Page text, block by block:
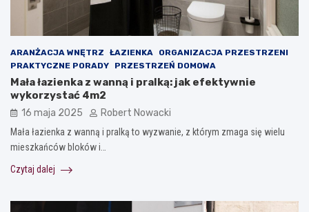
ARANŻACJA WNĘTRZ ŁAZIENKA
ORGANIZACJA PRZESTRZENI
PRAKTYCZNE PORADY
PRZESTRZEŃ DOMOWA
Mała łazienka z wanną i pralką: jak efektywnie
wykorzystać 4m2
16 maja 2025 Robert Nowacki
Mała łazienka z wanną i pralką to wyzwanie, z którym zmaga się wielu
mieszkańców bloków i…
Czytaj dalej